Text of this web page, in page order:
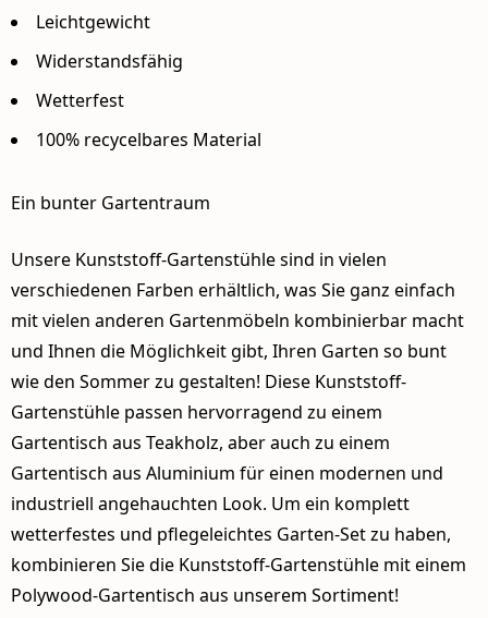
Leichtgewicht
Widerstandsfähig
Wetterfest
100% recycelbares Material
Ein bunter Gartentraum
Unsere Kunststoff-Gartenstühle sind in vielen
verschiedenen Farben erhältlich, was Sie ganz einfach
mit vielen anderen Gartenmöbeln kombinierbar macht
und Ihnen die Möglichkeit gibt, Ihren Garten so bunt
wie den Sommer zu gestalten! Diese Kunststoff-
Gartenstühle passen hervorragend zu einem
Gartentisch aus Teakholz, aber auch zu einem
Gartentisch aus Aluminium für einen modernen und
industriell angehauchten Look. Um ein komplett
wetterfestes und pflegeleichtes Garten-Set zu haben,
kombinieren Sie die Kunststoff-Gartenstühle mit einem
Polywood-Gartentisch aus unserem Sortiment!